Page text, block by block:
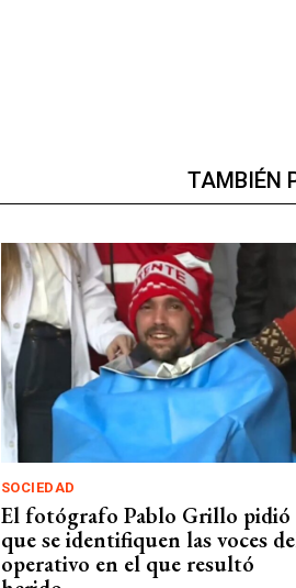
TAMBIÉN
SOCIEDAD
El fotógrafo Pablo Grillo pidió
que se identifiquen las voces
operativo en el que resultó